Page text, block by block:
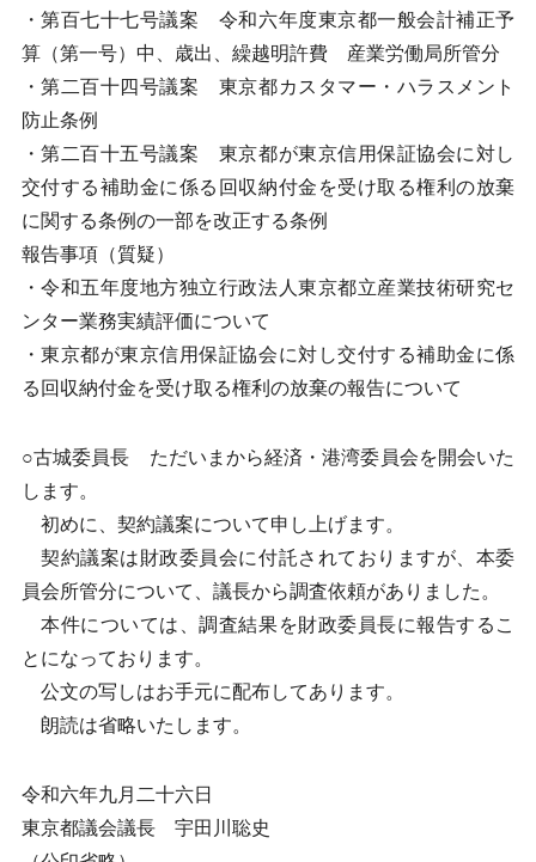
・第百七十七号議案 令和六年度東京都一般会計補正予
算（第一号）中、歳出、繰越明許費 産業労働局所管分
・第二百十四号議案 東京都カスタマー・ハラスメント
防止条例
・第二百十五号議案 東京都が東京信用保証協会に対し
交付する補助金に係る回収納付金を受け取る権利の放棄
に関する条例の一部を改正する条例
報告事項（質疑）
・令和五年度地方独立行政法人東京都立産業技術研究セ
ンター業務実績評価について
・東京都が東京信用保証協会に対し交付する補助金に係
る回収納付金を受け取る権利の放棄の報告について
○古城委員長 ただいまから経済・港湾委員会を開会いた
します。
初めに、契約議案について申し上げます。
契約議案は財政委員会に付託されておりますが、本委
員会所管分について、議長から調査依頼がありました。
本件については、調査結果を財政委員長に報告するこ
とになっております。
公文の写しはお手元に配布してあります。
朗読は省略いたします。
令和六年九月二十六日
東京都議会議長 宇田川聡史